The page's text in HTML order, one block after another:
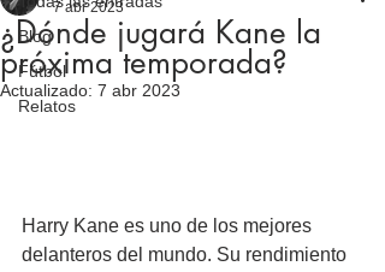
Blog
Fútbol
Relatos
¿Dónde jugará Kane la
próxima temporada?
7 abr 2023
Actualizado: 7 abr 2023
Harry Kane es uno de los mejores
delanteros del mundo. Su rendimiento